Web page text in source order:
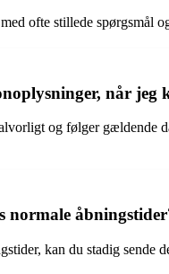
ofte stillede
når jeg
og følger
normale
kan du stadig